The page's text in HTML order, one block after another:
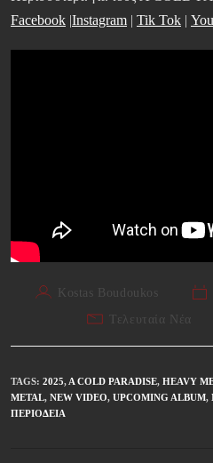
Facebook |Instagram | Tik Tok |
Kostas Boudoukos
Τελευταία Νέα
TAGS: 2025, A COLD PARADISE, HEAVY
METAL, NEW VIDEO, UPCOMING ALBUM,
ΠΕΡΙΟΔΕΊΑ